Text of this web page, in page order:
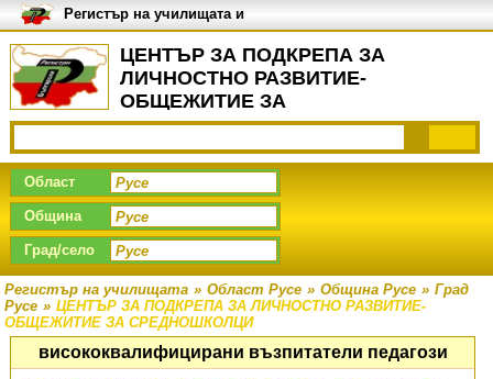
ЦЕНТЪР ЗА ПОДКРЕПА ЗА
ЛИЧНОСТНО РАЗВИТИЕ-
ОБЩЕЖИТИЕ ЗА
СРЕДНОШКОЛЦИ, Град Русе
Регистър на училищата и
университетите в България
Област
Община
Град/село
Регистър на училищата » Област Русе » Община Русе » Град
Русе » ЦЕНТЪР ЗА ПОДКРЕПА ЗА ЛИЧНОСТНО РАЗВИТИЕ-
ОБЩЕЖИТИЕ ЗА СРЕДНОШКОЛЦИ
висококвалифицирани възпитатели педагози